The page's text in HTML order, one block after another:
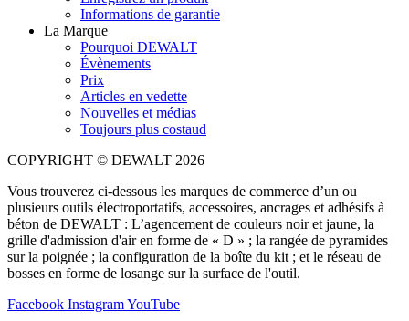
Informations de garantie
La Marque
Pourquoi DEWALT
Évènements
Prix
Articles en vedette
Nouvelles et médias
Toujours plus costaud
COPYRIGHT © DEWALT 2026
Vous trouverez ci-dessous les marques de commerce d’un ou
plusieurs outils électroportatifs, accessoires, ancrages et adhésifs à
béton de DEWALT : L’agencement de couleurs noir et jaune, la
grille d'admission d'air en forme de « D » ; la rangée de pyramides
sur la poignée ; la configuration de la boîte du kit ; et le réseau de
bosses en forme de losange sur la surface de l'outil.
Facebook InstagramYouTube